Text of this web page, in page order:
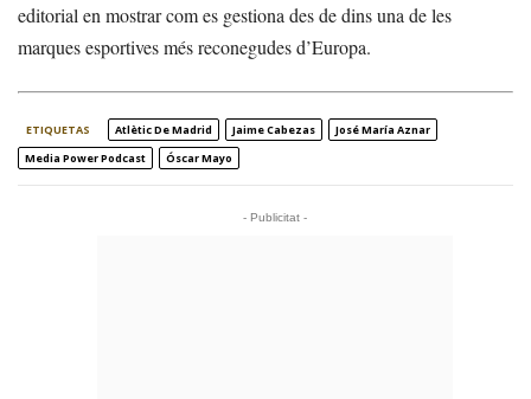
editorial en mostrar com es gestiona des de dins una de les
marques esportives més reconegudes d’Europa.
ETIQUETAS Atlètic De Madrid Jaime Cabezas
José María Aznar
Media Power Podcast
Óscar Mayo
- Publicitat -